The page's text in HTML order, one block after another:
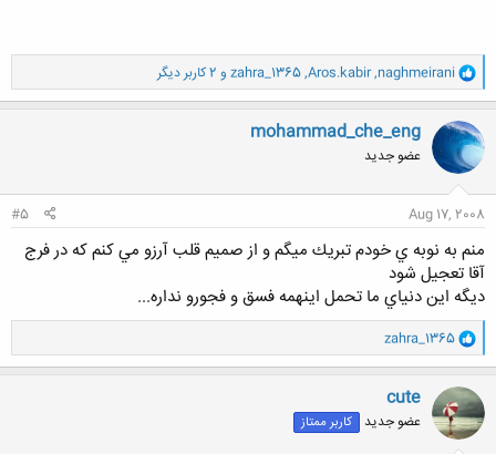
و
ا
ک
ن
ش
ه
ا
naghmeirani
,
Aros.kabir
,
zahra_1365 و 2 کاربر دیگر
mohammad_che_eng
عضو جدید
Aug 17, 2008
#5
منم به نوبه ي خودم تبريك ميگم و از صميم قلب آرزو مي كنم كه در فرج
آقا تعجيل شود
ديگه اين دنياي ما تحمل اينهمه فسق و فجورو نداره...
و
ا
ک
ن
ش
ه
ا
zahra_1365
cute
عضو جدید کاربر ممتاز